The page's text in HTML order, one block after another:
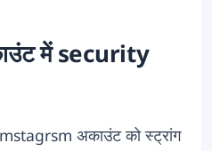
में security
अकाउंट को स्ट्रांग